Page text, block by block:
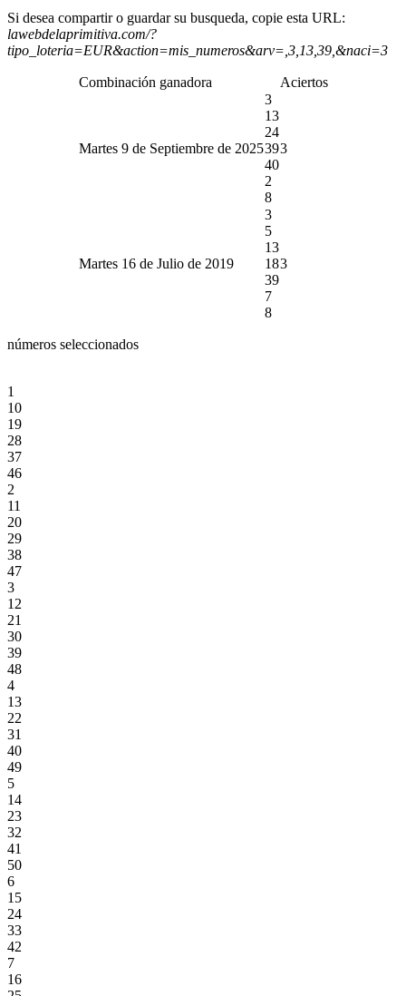
Si desea compartir o guardar su busqueda, copie esta URL:
lawebdelaprimitiva.com/?
tipo_loteria=EUR&action=mis_numeros&arv=,3,13,39,&naci=3
Combinación ganadora Aciertos
Martes 9 de Septiembre de 2025
3
13
24
39
40
2
8
3
Martes 16 de Julio de 2019
3
5
13
18
39
7
8
3
números seleccionados
1
10
19
28
37
46
2
11
20
29
38
47
3
12
21
30
39
48
4
13
22
31
40
49
5
14
23
32
41
50
6
15
24
33
42
7
16